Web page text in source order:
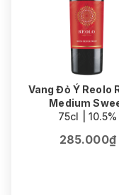
Vang Đỏ Ý Reolo
Medium
75cl | 10.5%
285.000₫